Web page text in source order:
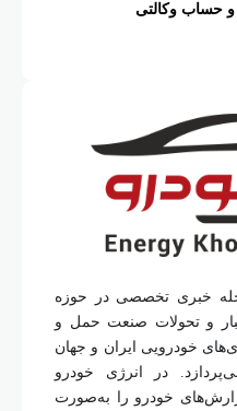
حساب وکالتی
خبری تخصصی در حوزه
و تحولات صنعت حمل و
خودرویی ایران و جهان
در انرژی خودرو
خودرو را به‌صورت